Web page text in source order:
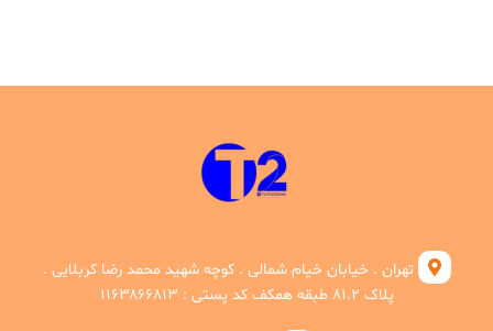
تهران . خیابان خیام شمالی . کوچه شهید محمد رضا کربلایی .
پلاک ۸۱.۲ طبقه همکف کد پستی : ۱۱۶۳۸۶۶۸۱۳